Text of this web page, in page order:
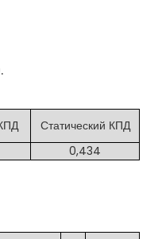
Статический КПД
0,434